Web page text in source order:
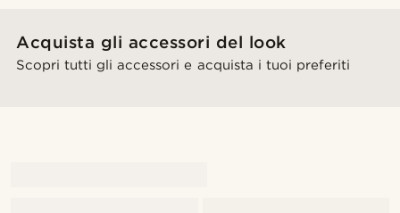
Acquista gli accessori del look
Scopri tutti gli accessori e acquista i tuoi preferiti